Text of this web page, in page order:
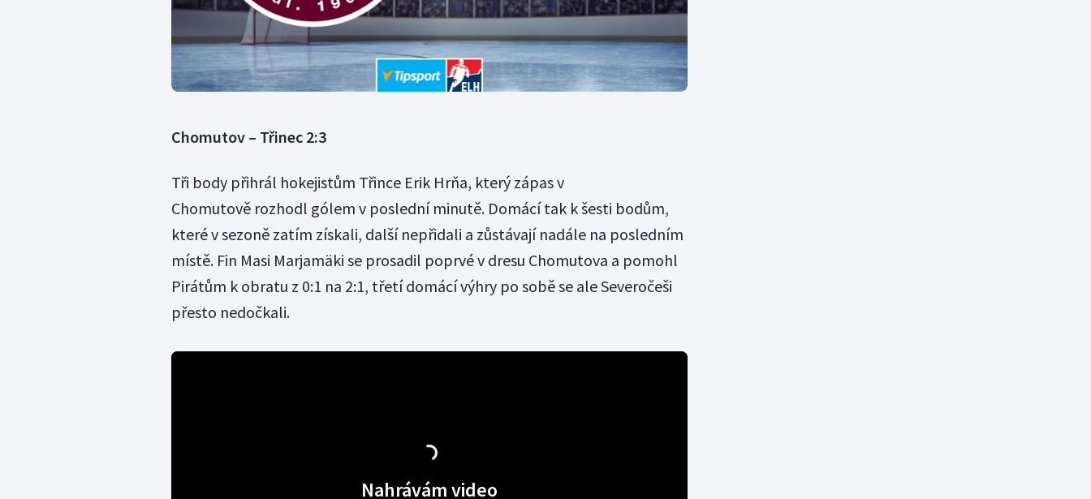
Chomutov – Třinec 2:3
Tři body přihrál hokejistům Třince Erik Hrňa, který zápas v
Chomutově rozhodl gólem v poslední minutě. Domácí tak k šesti bodům,
které v sezoně zatím získali, další nepřidali a zůstávají nadále na posledním
místě. Fin Masi Marjamäki se prosadil poprvé v dresu Chomutova a pomohl
Pirátům k obratu z 0:1 na 2:1, třetí domácí výhry po sobě se ale Severočeši
přesto nedočkali.
Nahrávám video